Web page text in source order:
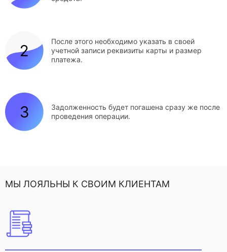
После этого необходимо указать в своей
учетной записи реквизиты карты и размер
платежа.
Задолженность будет погашена сразу же после
проведения операции.
МЫ ЛОЯЛЬНЫ К СВОИМ КЛИЕНТАМ